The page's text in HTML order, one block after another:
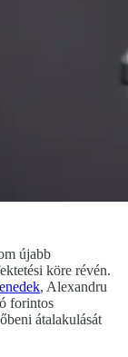
újabb
köre révén.
, Alexandru
forintos
átalakulását